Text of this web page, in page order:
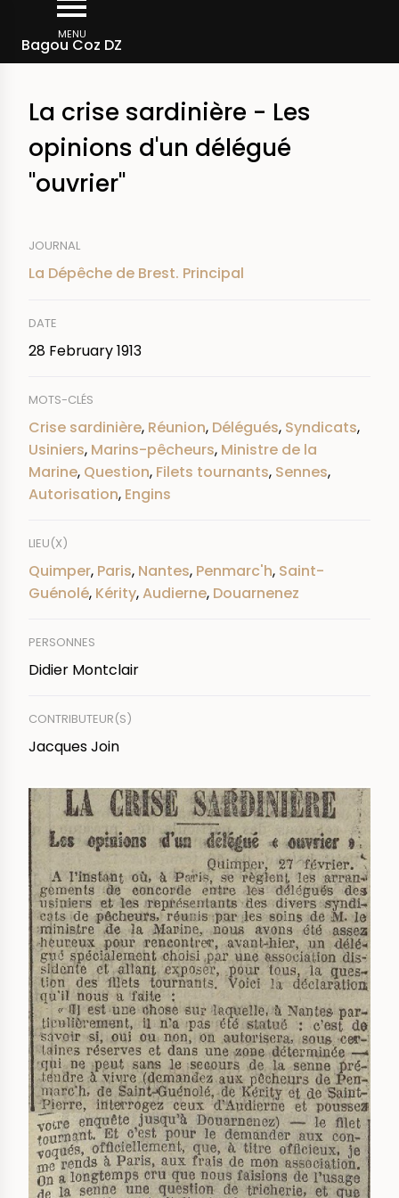
main
MENU
Bagou Coz DZ
Breadcrumb
La crise sardinière - Les
opinions d'un délégué
"ouvrier"
JOURNAL
La Dépêche de Brest. Principal
DATE
28 February 1913
MOTS-CLÉS
Crise sardinière, Réunion, Délégués, Syndicats,
Usiniers, Marins-pêcheurs, Ministre de la
Marine, Question, Filets tournants, Sennes,
Autorisation, Engins
LIEU(X)
Quimper, Paris, Nantes, Penmarc'h, Saint-
Guénolé, Kérity,Audierne, Douarnenez
PERSONNES
Didier Montclair
CONTRIBUTEUR(S)
Jacques Join
IMAGE